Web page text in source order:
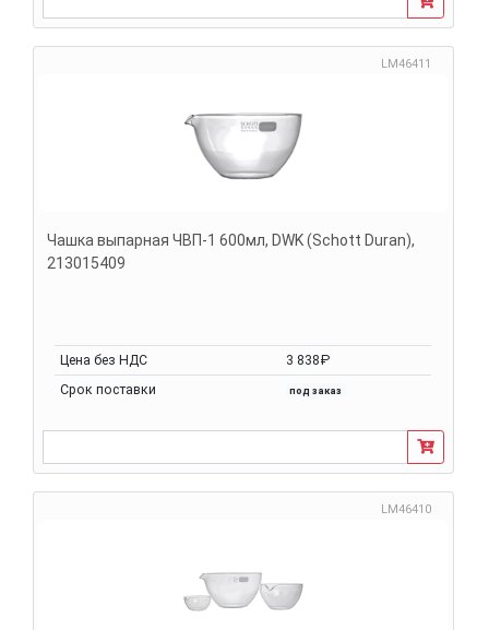
LM46411
Чашка выпарная ЧВП-1 600мл, DWK (Schott Duran),
213015409
Цена без НДС
3 838₽
Срок поставки
под заказ
LM46410